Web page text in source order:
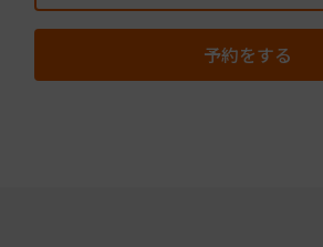
予約をする